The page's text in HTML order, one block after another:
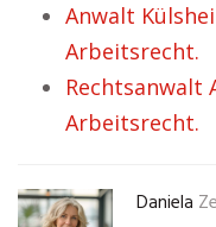
Anwalt
Arbeitsrecht.
Rechtsanwalt
Arbeitsrecht.
Daniela